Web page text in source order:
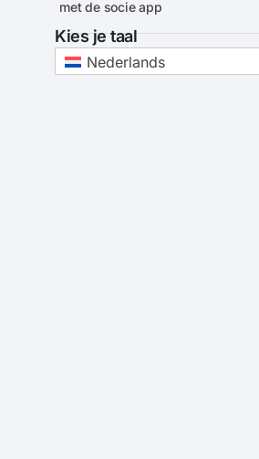
met de socie app
Kies je taal
Nederlands